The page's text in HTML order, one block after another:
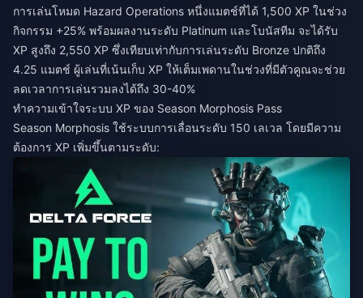
การเล่นโหมด Hazard Operations หนึ่งแมตช์ที่ได้ 1,500 XP ในช่วง
กิจกรรม +25% พร้อมผลงานระดับ Platinum และโบนัสทีม จะได้รับ
XP สูงถึง 2,550 XP ซึ่งเทียบเท่ากับการเล่นระดับ Bronze ปกติถึง
4.25 แมตช์ ผู้เล่นที่เน้นเก็บ XP ให้เต็มเพดานในช่วงที่มีตัวคูณจะช่วย
ลดเวลาการเล่นรวมลงได้ถึง 30-40%
ทำความเข้าใจระบบ XP ของ Season Morphosis Pass
Season Morphosis ใช้ระบบการเลื่อนระดับ 150 เลเวล โดยมีความ
ต้องการ XP เพิ่มขึ้นตามระดับ: